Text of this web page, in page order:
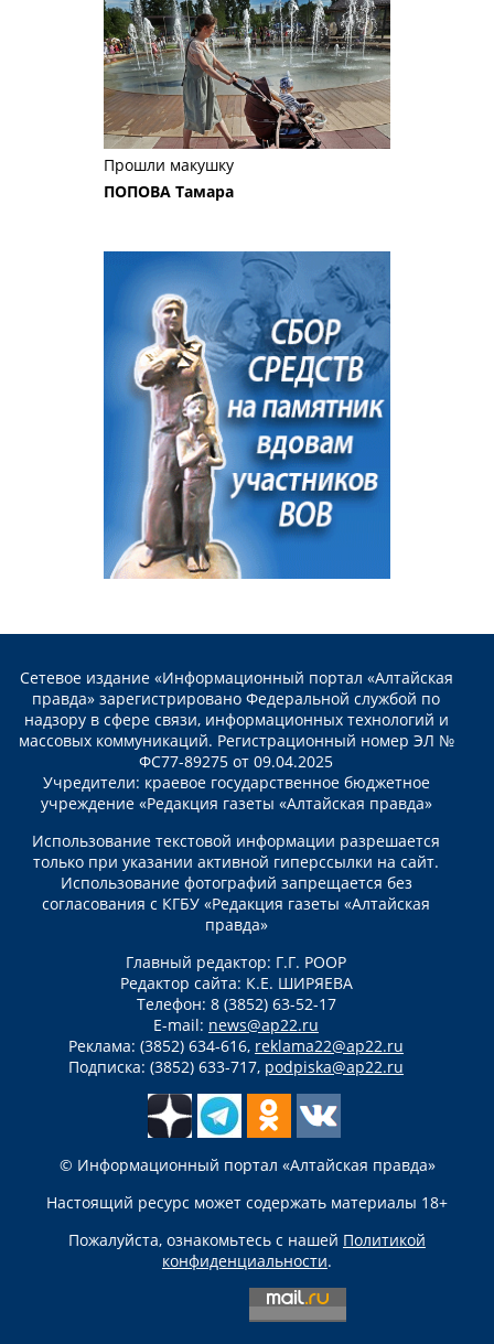
Прошли макушку
ПОПОВА Тамара
Сетевое издание «Информационный портал «Алтайская
правда» зарегистрировано Федеральной службой по
надзору в сфере связи, информационных технологий и
массовых коммуникаций. Регистрационный номер ЭЛ №
ФС77-89275 от 09.04.2025
Учредители: краевое государственное бюджетное
учреждение «Редакция газеты «Алтайская правда»
Использование текстовой информации разрешается
только при указании активной гиперссылки на сайт.
Использование фотографий запрещается без
согласования с КГБУ «Редакция газеты «Алтайская
правда»
Главный редактор: Г.Г. РООР
Редактор сайта: К.Е. ШИРЯЕВА
Телефон: 8 (3852) 63-52-17
E-mail: news@ap22.ru
Реклама: (3852) 634-616, reklama22@ap22.ru
Подписка: (3852) 633-717, podpiska@ap22.ru
© Информационный портал «Алтайская правда»
Настоящий ресурс может содержать материалы 18+
Пожалуйста, ознакомьтесь с нашей Политикой
конфиденциальности.